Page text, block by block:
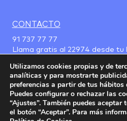
CONTACTO
91 737 77 77
Llama gratis al 22974 desde tu
Utilizamos cookies propias y de
analíticas y para mostrarte
preferencias a partir de tus
Puedes configurar o rechazar las
“Ajustes”. También puedes
el botón “Aceptar”. Para más